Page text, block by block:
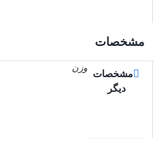
مشخصات
مشخصات
دیگر
وزن